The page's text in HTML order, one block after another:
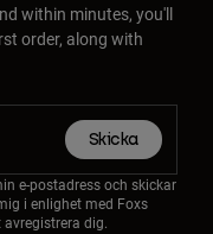
within minutes, you'll
order, along with
Skicka
e-postadress och skickar
i enlighet med Foxs
dig.